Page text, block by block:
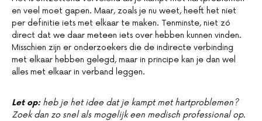
en veel moet gapen. Maar, zoals je nu weet, heeft het niet
per definitie iets met elkaar te maken. Tenminste, niet zó
direct dat we daar meteen iets over hebben kunnen vinden.
Misschien zijn er onderzoekers die de indirecte verbinding
met elkaar hebben gelegd, maar in principe kan je dan wel
alles met elkaar in verband leggen.
Let op:heb je het idee dat je kampt met hartproblemen?
Zoek dan zo snel als mogelijk een medisch professional op.